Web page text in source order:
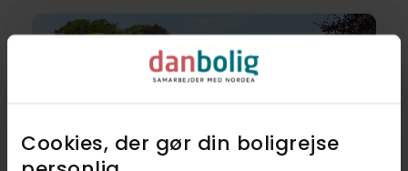
Cookies, der gør din boligrejse